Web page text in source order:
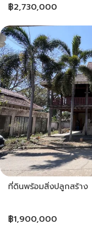
฿2,730,000
ที่ดินพร้อมสิ่งปลูกสร้าง
฿1,900,000